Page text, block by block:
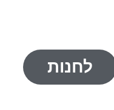
לחנות